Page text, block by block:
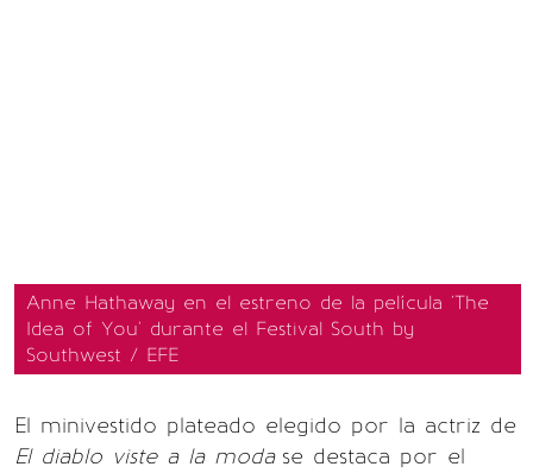
Anne Hathaway en el estreno de la película 'The
Idea of ​​You' durante el Festival South by
Southwest / EFE
El minivestido plateado elegido por la actriz de
El diablo viste a la moda se destaca por el